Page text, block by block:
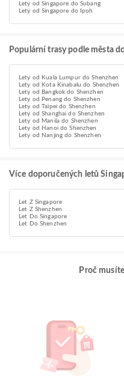
Lety od Singapore do Subang
Lety od Singapore do Ipoh
Populární trasy podle města
Lety od Kuala Lumpur do Shenzhen
Lety od Kota Kinabalu do Shenzhen
Lety od Bangkok do Shenzhen
Lety od Penang do Shenzhen
Lety od Taipei do Shenzhen
Lety od Shanghai do Shenzhen
Lety od Manila do Shenzhen
Lety od Hanoi do Shenzhen
Lety od Nanjing do Shenzhen
Více doporučených letů
Let Z Singapore
Let Z Shenzhen
Let Do Singapore
Let Do Shenzhen
Proč